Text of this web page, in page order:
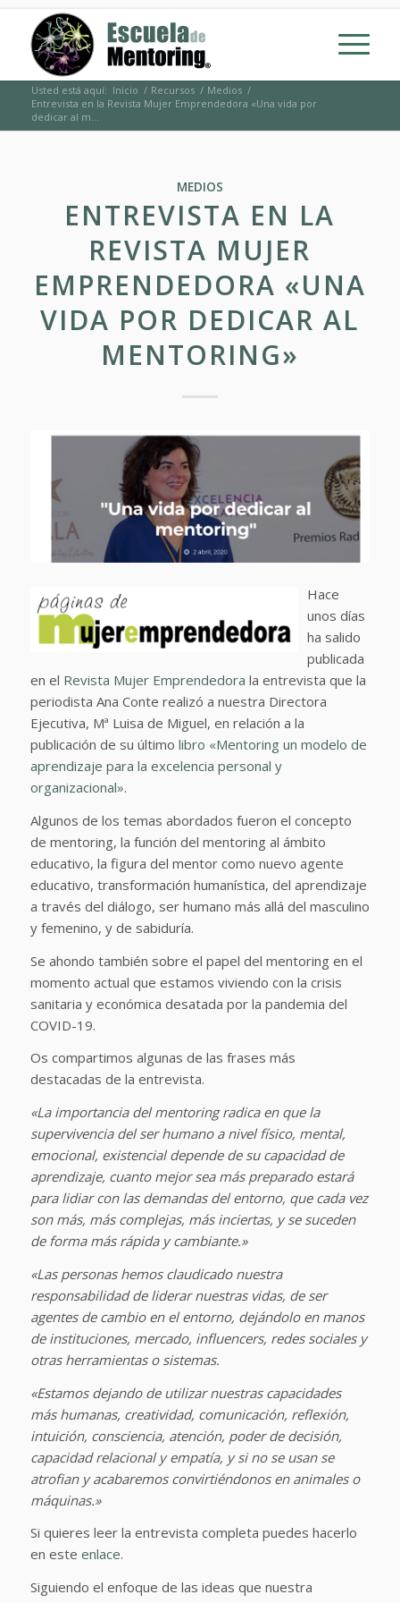
Usted está aquí: Inicio / Recursos / Medios /
Entrevista en la Revista Mujer Emprendedora «Una vida por
dedicar al m...
MEDIOS
ENTREVISTA EN LA
REVISTA MUJER
EMPRENDEDORA «UNA
VIDA POR DEDICAR AL
MENTORING»
Hace
unos días
ha salido
publicada
en el Revista Mujer Emprendedora la entrevista que la
periodista Ana Conte realizó a nuestra Directora
Ejecutiva, Mª Luisa de Miguel, en relación a la
publicación de su último libro «Mentoring un modelo de
aprendizaje para la excelencia personal y
organizacional».
Algunos de los temas abordados fueron el concepto
de mentoring, la función del mentoring al ámbito
educativo, la figura del mentor como nuevo agente
educativo, transformación humanística, del aprendizaje
a través del diálogo, ser humano más allá del masculino
y femenino, y de sabiduría.
Se ahondo también sobre el papel del mentoring en el
momento actual que estamos viviendo con la crisis
sanitaria y económica desatada por la pandemia del
COVID-19.
Os compartimos algunas de las frases más
destacadas de la entrevista.
«La importancia del mentoring radica en que la
supervivencia del ser humano a nivel físico, mental,
emocional, existencial depende de su capacidad de
aprendizaje, cuanto mejor sea más preparado estará
para lidiar con las demandas del entorno, que cada vez
son más, más complejas, más inciertas, y se suceden
de forma más rápida y cambiante.»
«Las personas hemos claudicado nuestra
responsabilidad de liderar nuestras vidas, de ser
agentes de cambio en el entorno, dejándolo en manos
de instituciones, mercado, influencers, redes sociales y
otras herramientas o sistemas.
«Estamos dejando de utilizar nuestras capacidades
más humanas, creatividad, comunicación, reflexión,
intuición, consciencia, atención, poder de decisión,
capacidad relacional y empatía, y si no se usan se
atrofian y acabaremos convirtiéndonos en animales o
máquinas.»
Si quieres leer la entrevista completa puedes hacerlo
en este enlace.
Siguiendo el enfoque de las ideas que nuestra